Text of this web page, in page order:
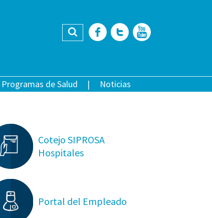
Buscar Facebook
Twitter
Programas de Salud Noticias
Cotejo SIPROSA
Hospitales
Portal del Empleado